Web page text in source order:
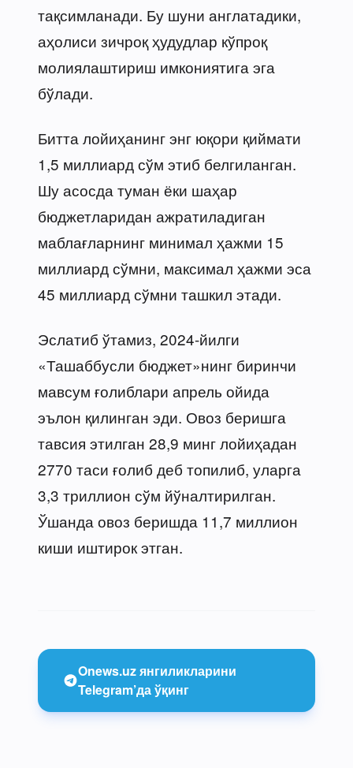
тақсимланади. Бу шуни англатадики,
аҳолиси зичроқ ҳудудлар кўпроқ
молиялаштириш имкониятига эга
бўлади.
Битта лойиҳанинг энг юқори қиймати
1,5 миллиард сўм этиб белгиланган.
Шу асосда туман ёки шаҳар
бюджетларидан ажратиладиган
маблағларнинг минимал ҳажми 15
миллиард сўмни, максимал ҳажми эса
45 миллиард сўмни ташкил этади.
Эслатиб ўтамиз, 2024-йилги
«Ташаббусли бюджет»нинг биринчи
мавсум ғолиблари апрель ойида
эълон қилинган эди. Овоз беришга
тавсия этилган 28,9 минг лойиҳадан
2770 таси ғолиб деб топилиб, уларга
3,3 триллион сўм йўналтирилган.
Ўшанда овоз беришда 11,7 миллион
киши иштирок этган.
Onews.uz янгиликларини
Telegram’да ўқинг